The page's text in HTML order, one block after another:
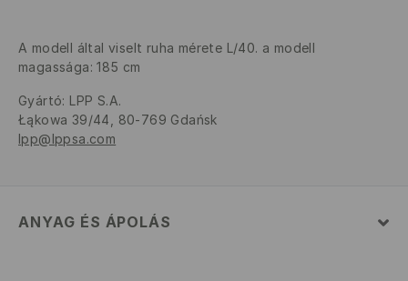
A modell által viselt ruha mérete L/40. a modell
magassága: 185 cm
Gyártó: LPP S.A.
Łąkowa 39/44, 80-769 Gdańsk
lpp@lppsa.com
ANYAG ÉS ÁPOLÁS